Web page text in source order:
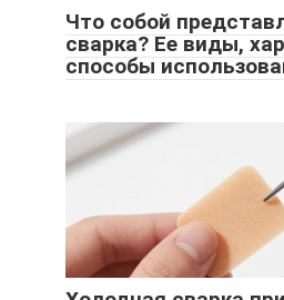
Что собой
сварка? Ее виды,
способы